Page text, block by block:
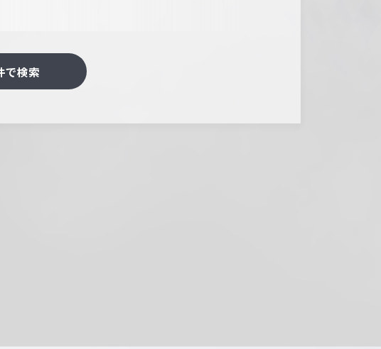
で検索